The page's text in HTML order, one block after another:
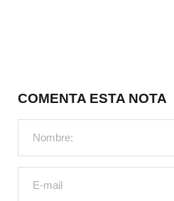
COMENTA ESTA NOTA